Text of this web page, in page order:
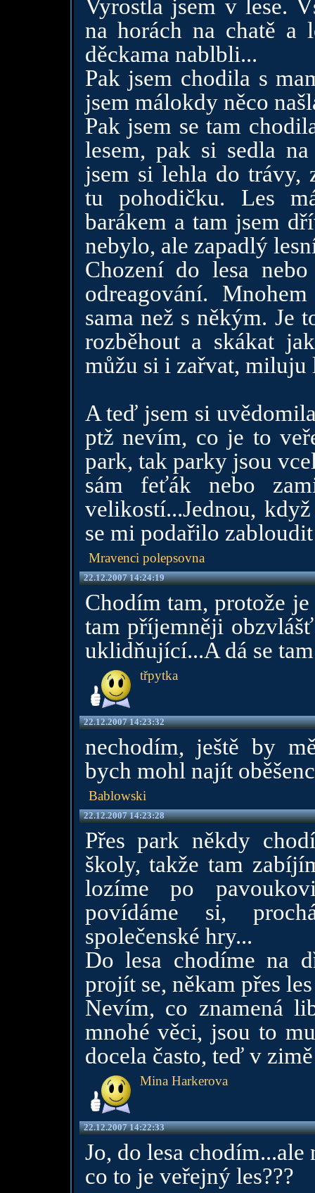
Vyrostla jsem v lese.
na horách na chatě a
děckama nablbli...
Pak jsem chodila s
jsem málokdy něco
Pak jsem se tam
lesem, pak si sedla
jsem si lehla do trávy,
tu pohodičku. Les
barákem a tam jsem
nebylo, ale zapadlý
Chození do lesa
odreagování.
sama než s někým. Je
rozběhout a skákat
můžu si i zařvat,
A teď jsem si
ptž nevím, co je to
park, tak parky jsou
sám feťák nebo
velikostí...Jednou,
se mi podařilo
Mravenci polepsovna
22.12.2007 14:24:19
Chodím tam, protože
tam příjemněji
uklidňující...A dá se
třpytka
22.12.2007 14:23:32
nechodím, ještě by
bych mohl najít
Bablowski
22.12.2007 14:23:28
Přes park někdy
školy, takže tam
lozíme po
povídáme si,
společenské hry...
Do lesa chodíme na
projít se, někam přes
Nevím, co znamená
mnohé věci, jsou to
docela často, teď v
Mina Harkerova
22.12.2007 14:22:33
Jo, do lesa chodím...ale
co to je veřejný les???